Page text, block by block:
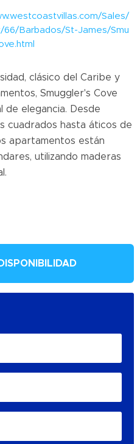
Sales/
66/Barbados/St-James/Smu
clásico del Caribe y
Smuggler's Cove
de elegancia. Desde
cuadrados hasta áticos de
apartamentos están
utilizando maderas